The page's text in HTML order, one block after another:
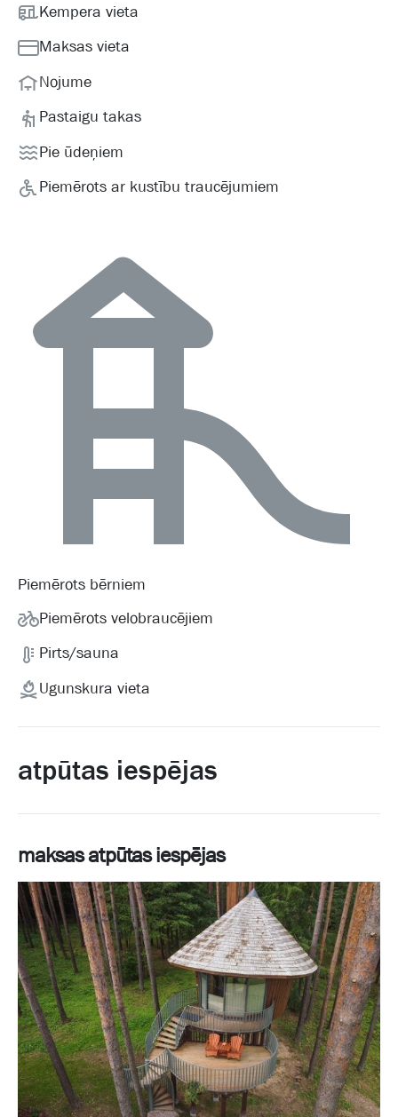
Kempera vieta
Maksas vieta
Nojume
Pastaigu takas
Pie ūdeņiem
Piemērots ar kustību traucējumiem
Piemērots bērniem
Piemērots velobraucējiem
Pirts/sauna
Ugunskura vieta
atpūtas iespējas
maksas atpūtas iespējas